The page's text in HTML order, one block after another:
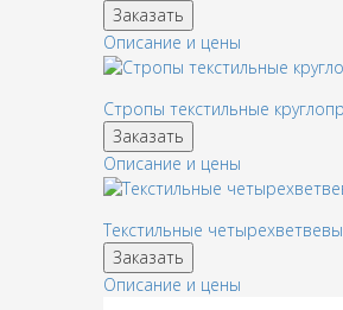
Заказать
Описание и цены
Стропы текстильные
Заказать
Описание и цены
Текстильные
Заказать
Описание и цены